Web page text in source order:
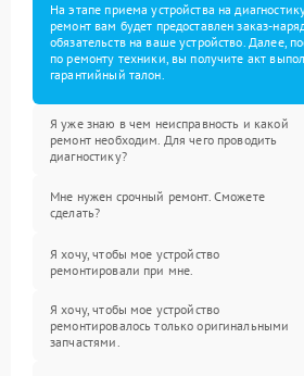
На этапе приема устройства на
ремонт вам будет предоставлен заказ-
обязательств на ваше устройство. Далее,
по ремонту техники, вы получите акт
гарантийный талон.
Я уже знаю в чем неисправность и какой
ремонт необходим. Для чего проводить
диагностику?
Мне нужен срочный ремонт. Сможете
сделать?
Я хочу, чтобы мое устройство
ремонтировали при мне.
Я хочу, чтобы мое устройство
ремонтировалось только оригинальными
запчастями.